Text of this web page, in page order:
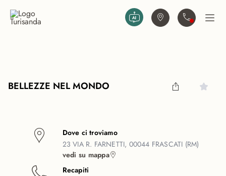
Trova agenziaContattaciApri
BELLEZZE NEL MONDO
Dove ci troviamo
23 VIA R. FARNETTI, 00044 FRASCATI (RM)
vedi su mappa
Recapiti